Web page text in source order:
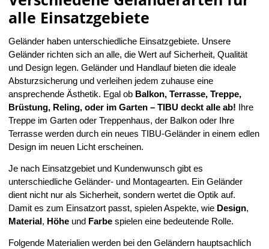
alle Einsatzgebiete
Geländer haben unterschiedliche Einsatzgebiete. Unsere
Geländer richten sich an alle, die Wert auf Sicherheit, Qualität
und Design legen. Geländer und Handlauf bieten die ideale
Absturzsicherung und verleihen jedem zuhause eine
ansprechende Ästhetik. Egal ob Balkon, Terrasse, Treppe,
Brüstung, Reling, oder im Garten – TIBU deckt alle ab! Ihre
Treppe im Garten oder Treppenhaus, der Balkon oder Ihre
Terrasse werden durch ein neues TIBU-Geländer in einem edlen
Design im neuen Licht erscheinen.
Je nach Einsatzgebiet und Kundenwunsch gibt es
unterschiedliche Geländer- und Montagearten. Ein Geländer
dient nicht nur als Sicherheit, sondern wertet die Optik auf.
Damit es zum Einsatzort passt, spielen Aspekte, wie Design,
Material , Höhe und Farbe spielen eine bedeutende Rolle.
Folgende Materialien werden bei den Geländern hauptsachlich